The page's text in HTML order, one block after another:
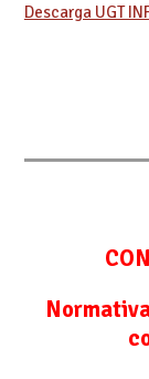
Descarga UGT